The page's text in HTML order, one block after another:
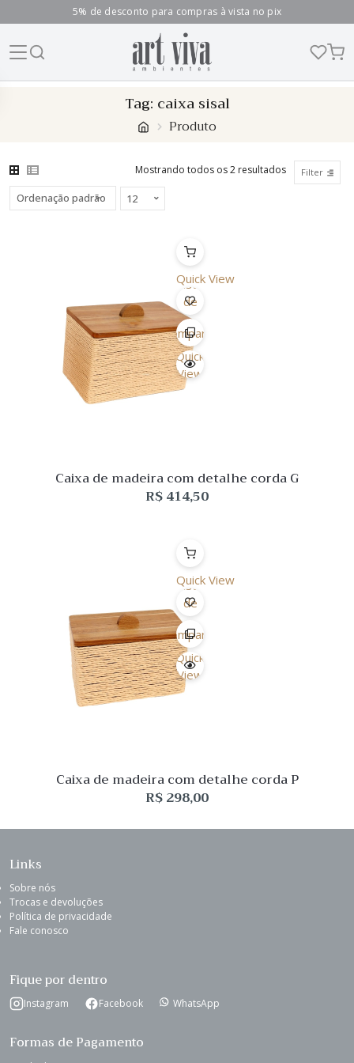
5% de desconto para compras à vista no pix
Tag: caixa sisal
Produto
Mostrando todos os 2 resultados Filter
Quick View
Lista
de
Desejo
Comparar
Quick
View
Caixa de madeira com detalhe corda G
R$414,50
Quick View
Lista
de
Desejo
Comparar
Quick
View
Caixa de madeira com detalhe corda P
R$298,00
Links
Sobre nós
Trocas e devoluções
Política de privacidade
Fale conosco
Fique por dentro
Instagram Facebook WhatsApp
Formas de Pagamento